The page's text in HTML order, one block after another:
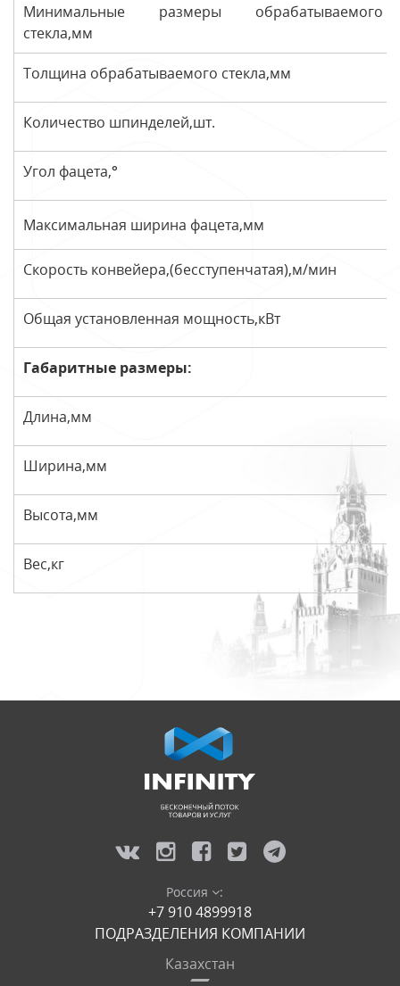
Минимальные размеры обрабатываемого
стекла,мм
Толщина обрабатываемого стекла,мм
Количество шпинделей,шт.
Угол фацета,°
Максимальная ширина фацета,мм
Скорость конвейера,(бесступенчатая),м/мин
Общая установленная мощность,кВт
Габаритные размеры:
Длина,мм
Ширина,мм
Высота,мм
Вес,кг
Россия :
+7 910 4899918
ПОДРАЗДЕЛЕНИЯ КОМПАНИИ
Казахстан